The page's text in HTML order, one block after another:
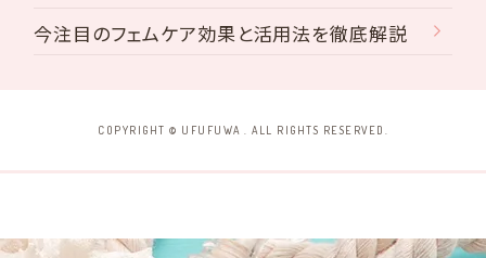
今注目のフェムケア効果と活用法を徹底解説
COPYRIGHT © UFUFUWA . ALL RIGHTS RESERVED.